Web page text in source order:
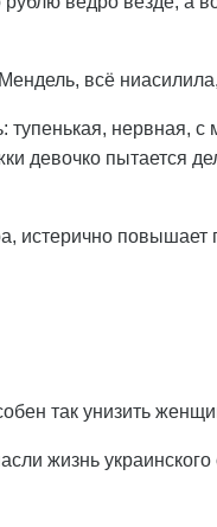
всё
тупенькая, нервная,
девочко пытается
истерично повышает
так унизить
жизнь